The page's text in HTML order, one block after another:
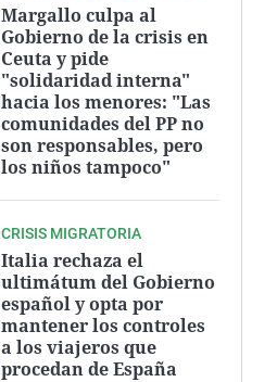
Margallo culpa al
Gobierno de la crisis en
Ceuta y pide
"solidaridad interna"
hacia los menores: "Las
comunidades del PP no
son responsables, pero
los niños tampoco"
CRISIS MIGRATORIA
Italia rechaza el
ultimátum del Gobierno
español y opta por
mantener los controles
a los viajeros que
procedan de España